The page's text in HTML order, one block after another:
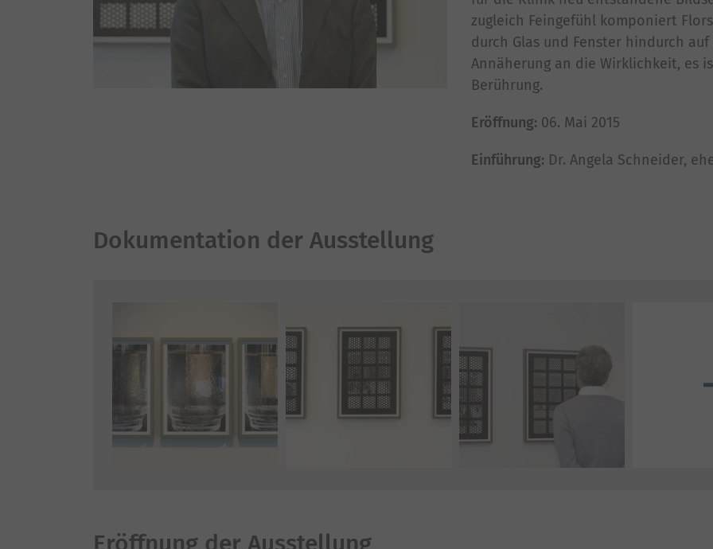
zugleich Feingefühl komponiert
durch Glas und Fenster hindurch
Annäherung an die Wirklichkeit, es
Berührung.
Eröffnung: 06. Mai 2015
Einführung: Dr. Angela Schneider,
Dokumentation der Ausstellung